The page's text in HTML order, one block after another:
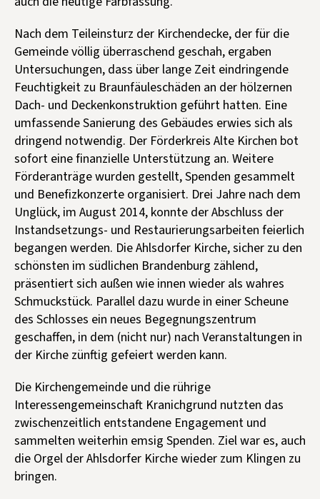
Nach dem Teileinsturz der Kirchendecke, der für die
Gemeinde völlig überraschend geschah, ergaben
Untersuchungen, dass über lange Zeit eindringende
Feuchtigkeit zu Braunfäuleschäden an der hölzernen
Dach- und Deckenkonstruktion geführt hatten. Eine
umfassende Sanierung des Gebäudes erwies sich als
dringend notwendig. Der Förderkreis Alte Kirchen bot
sofort eine finanzielle Unterstützung an. Weitere
Förderanträge wurden gestellt, Spenden gesammelt
und Benefizkonzerte organisiert. Drei Jahre nach dem
Unglück, im August 2014, konnte der Abschluss der
Instandsetzungs- und Restaurierungsarbeiten feierlich
begangen werden. Die Ahlsdorfer Kirche, sicher zu den
schönsten im südlichen Brandenburg zählend,
präsentiert sich außen wie innen wieder als wahres
Schmuckstück. Parallel dazu wurde in einer Scheune
des Schlosses ein neues Begegnungszentrum
geschaffen, in dem (nicht nur) nach Veranstaltungen in
der Kirche zünftig gefeiert werden kann.
Die Kirchengemeinde und die rührige
Interessengemeinschaft Kranichgrund nutzten das
zwischenzeitlich entstandene Engagement und
sammelten weiterhin emsig Spenden. Ziel war es, auch
die Orgel der Ahlsdorfer Kirche wieder zum Klingen zu
bringen.